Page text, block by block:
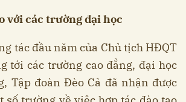
với các trường đại học
tác đầu năm của Chủ tịch HĐQT
tới các trường cao đẳng, đại học
Tập đoàn Đèo Cả đã nhận được